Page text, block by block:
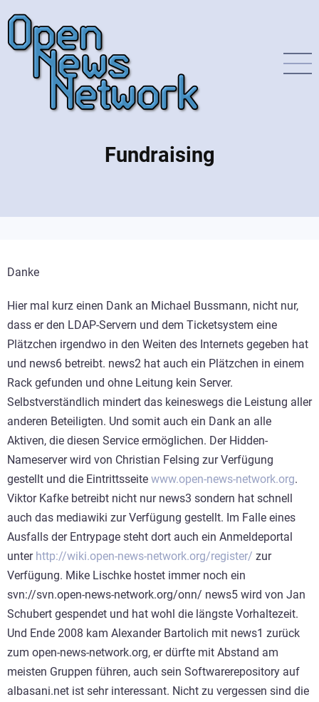
Inhalt
Fundraising
Danke
Hier mal kurz einen Dank an Michael Bussmann, nicht nur,
dass er den LDAP-Servern und dem Ticketsystem eine
Plätzchen irgendwo in den Weiten des Internets gegeben hat
und news6 betreibt. news2 hat auch ein Plätzchen in einem
Rack gefunden und ohne Leitung kein Server.
Selbstverständlich mindert das keineswegs die Leistung aller
anderen Beteiligten. Und somit auch ein Dank an alle
Aktiven, die diesen Service ermöglichen. Der Hidden-
Nameserver wird von Christian Felsing zur Verfügung
gestellt und die Eintrittsseite www.open-news-network.org.
Viktor Kafke betreibt nicht nur news3 sondern hat schnell
auch das mediawiki zur Verfügung gestellt. Im Falle eines
Ausfalls der Entrypage steht dort auch ein Anmeldeportal
unter http://wiki.open-news-network.org/register/ zur
Verfügung. Mike Lischke hostet immer noch ein
svn://svn.open-news-network.org/onn/ news5 wird von Jan
Schubert gespendet und hat wohl die längste Vorhaltezeit.
Und Ende 2008 kam Alexander Bartolich mit news1 zurück
zum open-news-network.org, er dürfte mit Abstand am
meisten Gruppen führen, auch sein Softwarerepository auf
albasani.net ist sehr interessant. Nicht zu vergessen sind die